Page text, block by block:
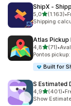
ShipX ‑
5,0de 5(1.163)
1163 total de•
Shipping
Atlas Pickup
4,8de 5(71)
71 total de
•
Pontos
Built for
S Estimated
4,9de 5(401)
401 total de•
Show